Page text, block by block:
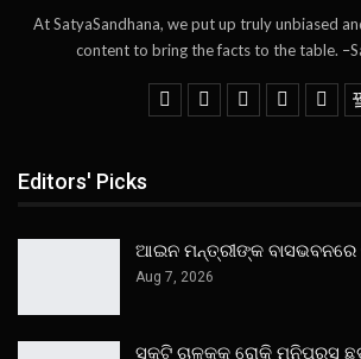
At SatyaSandhana, we put up truly unbiased
content to bring the facts to the table.
Editors' Picks
ଆଇନ ମନ୍ତ୍ରୀଙ୍କ ବାସଭବନରେ
Aug 7, 2026
ସ୍କୁଟି ଚାଳକକୁ ରୋକି ମନିପ୍ରସ